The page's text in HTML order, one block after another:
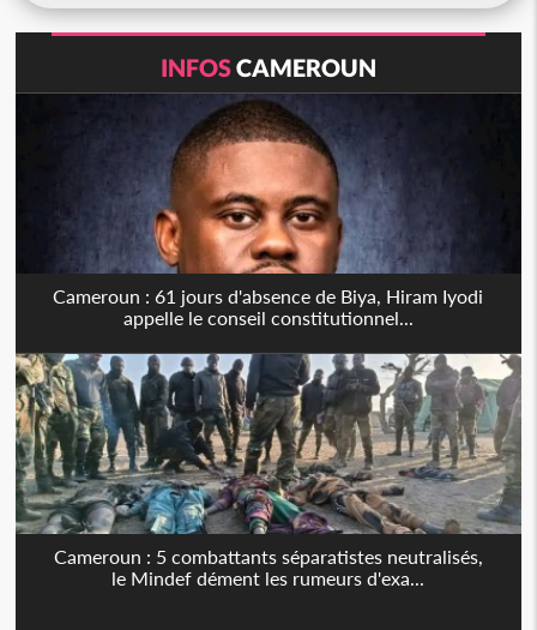
INFOSCAMEROUN
Cameroun : 61 jours d'absence de Biya, Hiram Iyodi
appelle le conseil constitutionnel...
Cameroun : 5 combattants séparatistes neutralisés,
le Mindef dément les rumeurs d'exa...